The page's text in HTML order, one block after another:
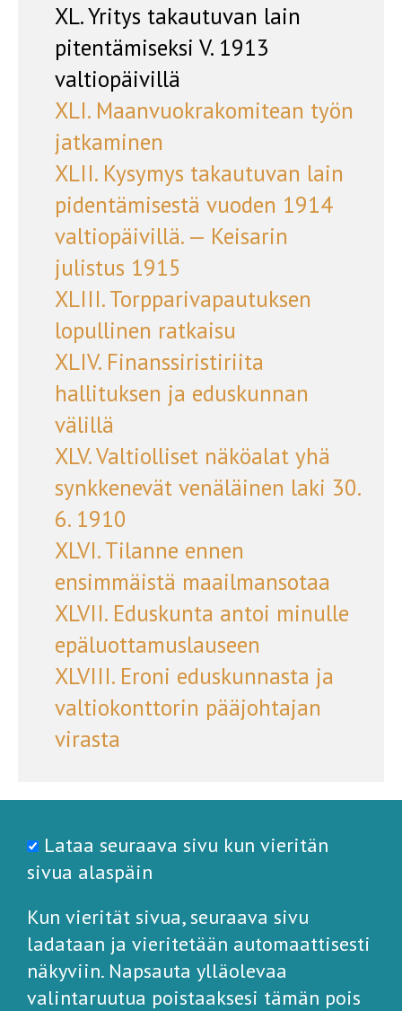
XL. Yritys takautuvan lain
pitentämiseksi V. 1913
valtiopäivillä
XLI. Maanvuokrakomitean työn
jatkaminen
XLII. Kysymys takautuvan lain
pidentämisestä vuoden 1914
valtiopäivillä. — Keisarin
julistus 1915
XLIII. Torpparivapautuksen
lopullinen ratkaisu
XLIV. Finanssiristiriita
hallituksen ja eduskunnan
välillä
XLV. Valtiolliset näköalat yhä
synkkenevät venäläinen laki 30.
6. 1910
XLVI. Tilanne ennen
ensimmäistä maailmansotaa
XLVII. Eduskunta antoi minulle
epäluottamuslauseen
XLVIII. Eroni eduskunnasta ja
valtiokonttorin pääjohtajan
virasta
Lataa seuraava sivu kun vieritän
sivua alaspäin
Kun vierität sivua, seuraava sivu
ladataan ja vieritetään automaattisesti
näkyviin. Napsauta ylläolevaa
valintaruutua poistaaksesi tämän pois